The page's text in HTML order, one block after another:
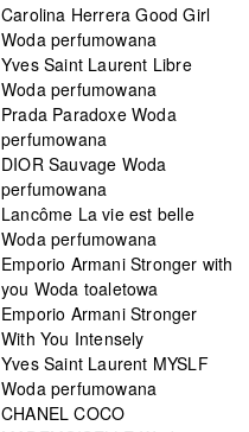
Carolina Herrera Good Girl
Woda perfumowana
Yves Saint Laurent Libre
Woda perfumowana
Prada Paradoxe Woda
perfumowana
DIOR Sauvage Woda
perfumowana
Lancôme La vie est belle
Woda perfumowana
Emporio Armani Stronger with
you Woda toaletowa
Emporio Armani Stronger
With You Intensely
Yves Saint Laurent MYSLF
Woda perfumowana
CHANEL COCO